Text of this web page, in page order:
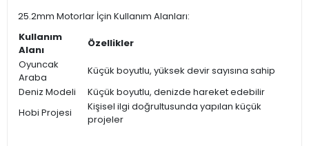
25.2mm Motorlar İçin Kullanım Alanları:
Kullanım
Alanı
Özellikler
Oyuncak
Araba
Küçük boyutlu, yüksek devir sayısına sahip
Deniz Modeli
Küçük boyutlu, denizde hareket edebilir
Hobi Projesi
Kişisel ilgi doğrultusunda yapılan küçük
projeler